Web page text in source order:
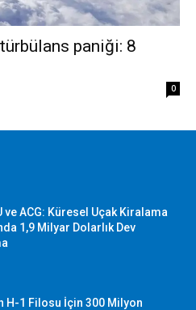
paniği: 8
0
ve ACG: Küresel Uçak Kiralama
1,9 Milyar Dolarlık Dev
H-1 Filosu İçin 300 Milyon